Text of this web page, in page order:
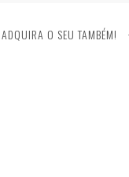
ADQUIRA O SEU TAMBÉM!